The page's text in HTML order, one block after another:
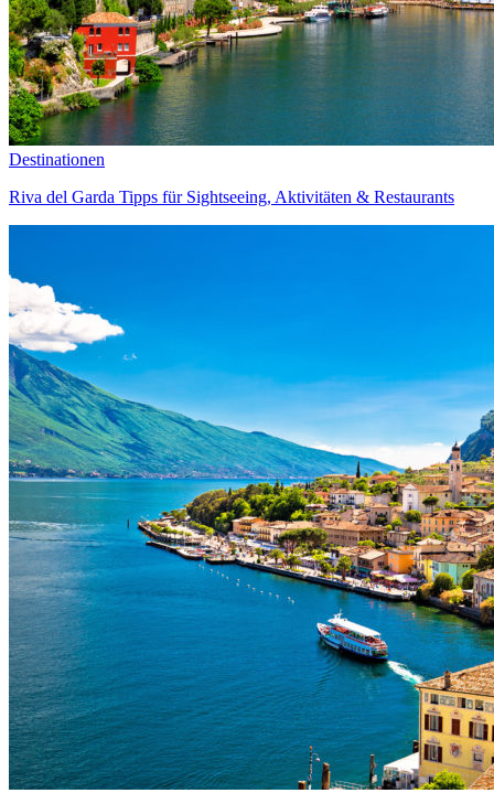
Destinationen
Riva del Garda Tipps für Sightseeing, Aktivitäten & Restaurants